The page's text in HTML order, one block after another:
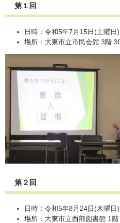
第１回
日時：令和5年7月15日(土曜
場所：大東市立市民会館 3階
第２回
日時：令和5年8月24日(木曜
場所：大東市立西部図書館 1